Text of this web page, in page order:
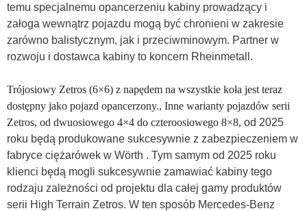
temu specjalnemu opancerzeniu kabiny prowadzący i
załoga wewnątrz pojazdu mogą być chronieni w zakresie
zarówno balistycznym, jak i przeciwminowym. Partner w
rozwoju i dostawca kabiny to koncern Rheinmetall.
Trójosiowy Zetros (6×6) z napędem na wszystkie koła jest teraz
dostępny jako pojazd opancerzony., Inne warianty pojazdów serii
Zetros, od dwuosiowego 4×4 do czteroosiowego 8×8, od 2025
roku będą produkowane sukcesywnie z zabezpieczeniem w
fabryce ciężarówek w Wörth . Tym samym od 2025 roku
klienci będą mogli sukcesywnie zamawiać kabiny tego
rodzaju zależności od projektu dla całej gamy produktów
serii High Terrain Zetros. W ten sposób Mercedes-Benz